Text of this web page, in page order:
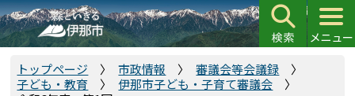
こ
の
ペ
トップページ 市政情報
審議会等会議録
子ども・教育
伊那市子ども・子育て審議会